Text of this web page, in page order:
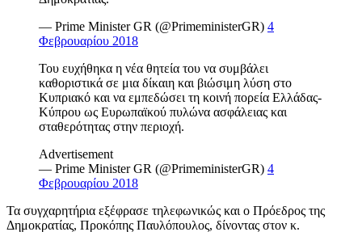
— Prime Minister GR (@PrimeministerGR) 4
Φεβρουαρίου 2018
Του ευχήθηκα η νέα θητεία του να συμβάλει
καθοριστικά σε μια δίκαιη και βιώσιμη λύση στο
Κυπριακό και να εμπεδώσει τη κοινή πορεία Ελλάδας-
Κύπρου ως Ευρωπαϊκού πυλώνα ασφάλειας και
σταθερότητας στην περιοχή.
Advertisement
— Prime Minister GR (@PrimeministerGR) 4
Φεβρουαρίου 2018
Τα συγχαρητήρια εξέφρασε τηλεφωνικώς και ο Πρόεδρος της
Δημοκρατίας, Προκόπης Παυλόπουλος, δίνοντας στον κ.